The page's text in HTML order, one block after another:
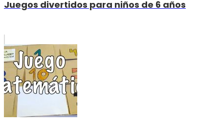
Juegos divertidos para niños de 6 años